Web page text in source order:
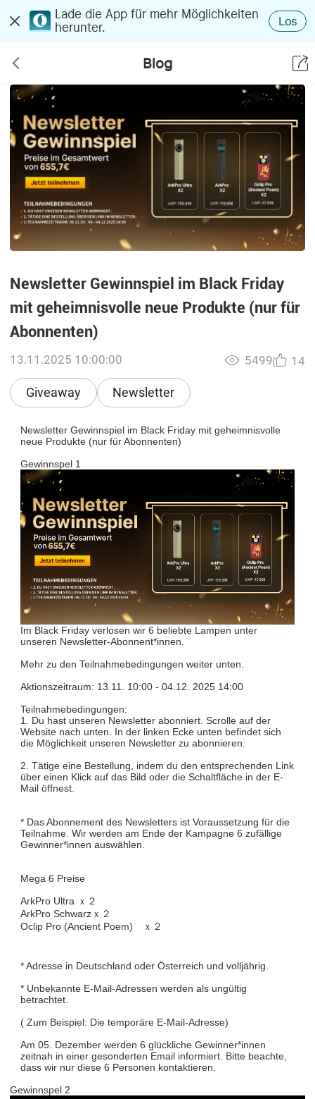
Lade die App für mehr Möglichkeiten
herunter.
Los
Blog
Newsletter Gewinnspiel im Black Friday
mit geheimnisvolle neue Produkte (nur für
Abonnenten)
13.11.2025 10:00:00
Giveaway Newsletter
5499 14
Newsletter Gewinnspiel im Black Friday mit geheimnisvolle
neue Produkte (nur für Abonnenten)
Gewinnspel 1
Im Black Friday verlosen wir 6 beliebte Lampen unter
unseren Newsletter-Abonnent*innen.
Mehr zu den Teilnahmebedingungen weiter unten.
Aktionszeitraum: 13.11. 10:00 - 04.12. 2025 14:00
Teilnahmebedingungen:
1. Du hast unseren Newsletter abonniert. Scrolle auf der
Website nach unten. In der linken Ecke unten befindet sich
die Möglichkeit unseren Newsletter zu abonnieren.
2. Tätige eine Bestellung, indem du den entsprechenden Link
über einen Klick auf das Bild oder die Schaltfläche in der E-
Mail öffnest.
* Das Abonnement des Newsletters ist Voraussetzung für die
Teilnahme. Wir werden am Ende der Kampagne 6 zufällige
Gewinner*innen auswählen.
Mega 6 Preise
ArkPro Ultra ｘ２
ArkPro Schwarzｘ２
Oclip Pro (Ancient Poem) ｘ２
* Adresse in Deutschland oder Österreich und volljährig.
* Unbekannte E-Mail-Adressen werden als ungültig
betrachtet.
( Zum Beispiel: Die temporäre E-Mail-Adresse)
Am 05. Dezember werden 6 glückliche Gewinner*innen
zeitnah in einer gesonderten Email informiert. Bitte beachte,
dass wir nur diese 6 Personen kontaktieren.
Gewinnspel 2